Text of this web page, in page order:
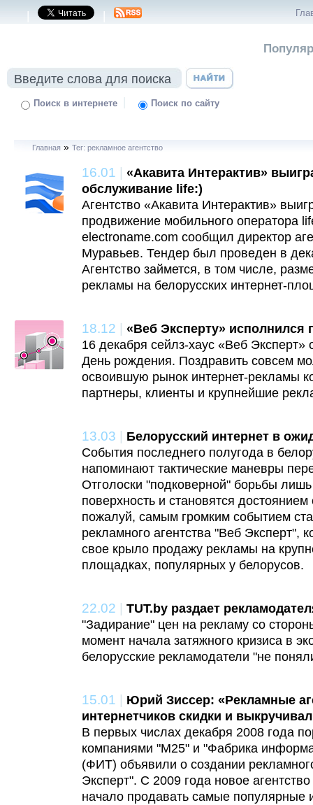
| |
Поиск в интернете | Поиск по сайту
Главная » Тег: рекламное агентство
16.01 | «Акавита Интерактив»
обслуживание life:)
Агентство «Акавита Интерактив»
продвижение мобильного оператора
electroname.com сообщил директор
Муравьев. Тендер был проведен в
Агентство займется, в том числе,
рекламы на белорусских интернет-
18.12 | «Веб Эксперту» исполнился
16 декабря сейлз-хаус «Веб Эксперт»
День рождения. Поздравить совсем
освоившую рынок интернет-рекламы
партнеры, клиенты и крупнейшие
13.03 | Белорусский интернет в
События последнего полугода в
напоминают тактические маневры
Отголоски "подковерной" борьбы
поверхность и становятся
пожалуй, самым громким событием
рекламного агентства "Веб Эксперт",
свое крыло продажу рекламы на
площадках, популярных у белорусов.
22.02 | TUT.by раздает
"Задирание" цен на рекламу со
момент начала затяжного кризиса в
белорусские рекламодатели "не
15.01 | Юрий Зиссер: «Рекламные
интернетчиков скидки и
В первых числах декабря 2008 года
компаниями "М25" и "Фабрика
(ФИТ) объявили о создании
Эксперт". С 2009 года новое
начало продавать самые популярные